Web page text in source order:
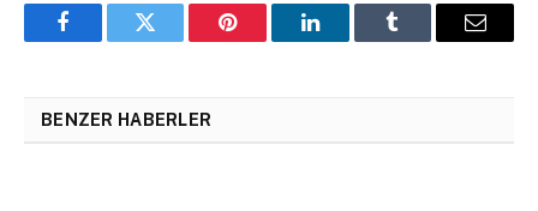
FacebookTwitter Pinterest LinkedInTumblr Email
BENZER HABERLER